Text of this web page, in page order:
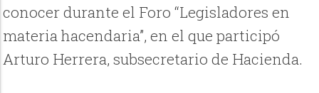
conocer durante el Foro “Legisladores en
materia hacendaria”, en el que participó
Arturo Herrera, subsecretario de Hacienda.